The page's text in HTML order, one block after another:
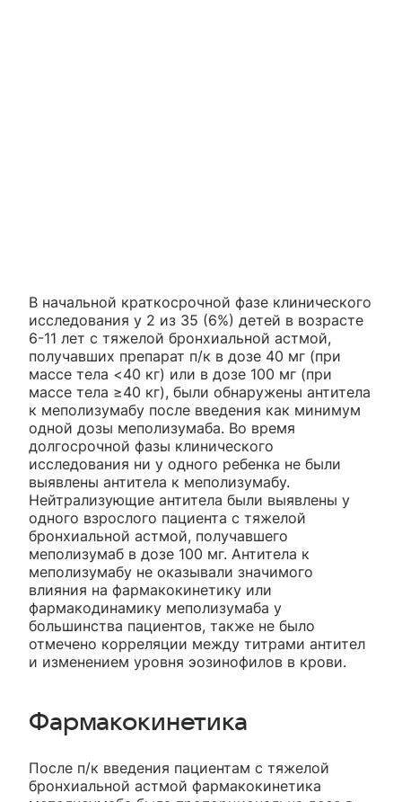
В начальной краткосрочной фазе клинического
исследования у 2 из 35 (6%) детей в возрасте
6-11 лет с тяжелой бронхиальной астмой,
получавших препарат п/к в дозе 40 мг (при
массе тела <40 кг) или в дозе 100 мг (при
массе тела ≥40 кг), были обнаружены антитела
к меполизумабу после введения как минимум
одной дозы меполизумаба. Во время
долгосрочной фазы клинического
исследования ни у одного ребенка не были
выявлены антитела к меполизумабу.
Нейтрализующие антитела были выявлены у
одного взрослого пациента с тяжелой
бронхиальной астмой, получавшего
меполизумаб в дозе 100 мг. Антитела к
меполизумабу не оказывали значимого
влияния на фармакокинетику или
фармакодинамику меполизумаба у
большинства пациентов, также не было
отмечено корреляции между титрами антител
и изменением уровня эозинофилов в крови.
Фармакокинетика
После п/к введения пациентам с тяжелой
бронхиальной астмой фармакокинетика